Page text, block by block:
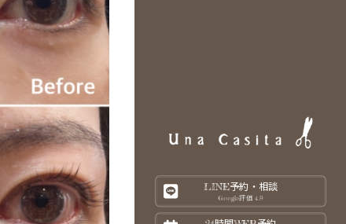
LINE予約・相談
Google評価 4.9